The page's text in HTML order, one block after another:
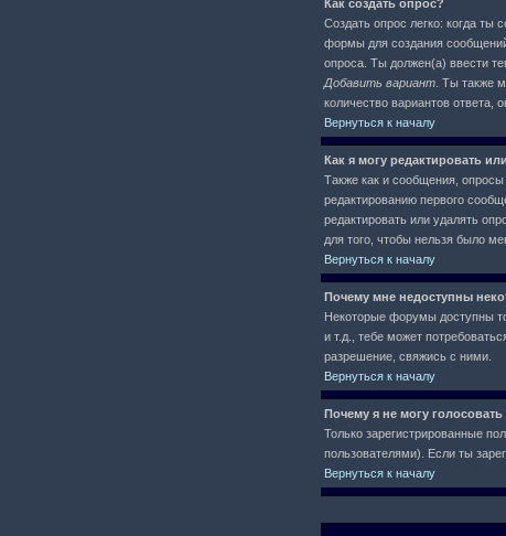
Как создать опрос?
Создать опрос легко: когда ты
формы для создания
опроса. Ты должен(а) ввести
Добавить вариант . Ты также
количество вариантов ответа,
Вернуться к началу
Как я могу редактировать
Также как и сообщения, опросы
редактированию первого
редактировать или удалять
для того, чтобы нельзя было
Вернуться к началу
Почему мне недоступны
Некоторые форумы доступны
и т.д., тебе может
разрешение, свяжись с ними.
Вернуться к началу
Почему я не могу
Только зарегистрированные
пользователями). Если ты
Вернуться к началу